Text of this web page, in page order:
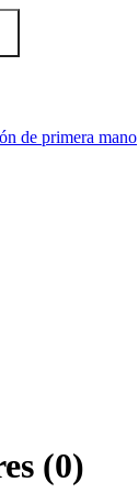
de primera mano
(0)